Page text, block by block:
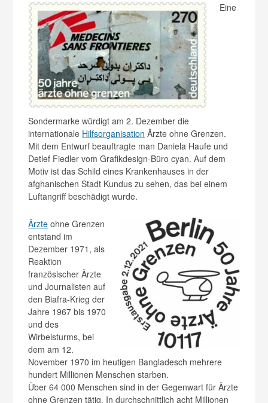
Eine
Sondermarke würdigt am 2. Dezember die
internationale Hilfsorganisation Ärzte ohne Grenzen.
Mit dem Entwurf beauftragte man Daniela Haufe und
Detlef Fiedler vom Grafikdesign-Büro cyan. Auf dem
Motiv ist das Schild eines Krankenhauses in der
afghanischen Stadt Kundus zu sehen, das bei einem
Luftangriff beschädigt wurde.
Ärzte ohne Grenzen
entstand im
Dezember 1971, als
Reaktion
französischer Ärzte
und Journalisten auf
den Biafra-Krieg der
Jahre 1967 bis 1970
und des
Wirbelsturms, bei
dem am 12.
November 1970 im heutigen Bangladesch mehrere
hundert Millionen Menschen starben.
Über 64 000 Menschen sind in der Gegenwart für Ärzte
ohne Grenzen tätig. In durchschnittlich acht Millionen